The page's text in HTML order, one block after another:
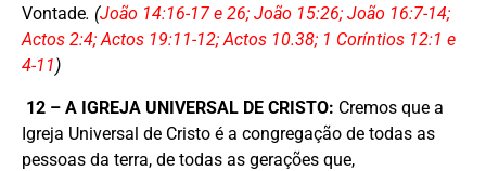
Vontade. (João 14:16-17 e 26; João 15:26; João 16:7-14;
Actos 2:4; Actos 19:11-12; Actos 10.38; 1 Coríntios 12:1 e
4-11)
12 – A IGREJA UNIVERSAL DE CRISTO: Cremos que a
Igreja Universal de Cristo é a congregação de todas as
pessoas da terra, de todas as gerações que,